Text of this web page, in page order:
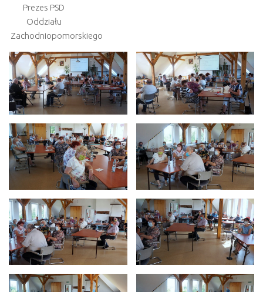
Prezes PSD
Oddziału
Zachodniopomorskiego